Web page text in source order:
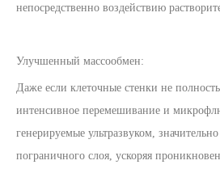
непосредственно воздействию
Улучшенный массообмен:
Даже если клеточные стенки не
интенсивное перемешивание и
генерируемые ультразвуком,
пограничного слоя, ускоряя